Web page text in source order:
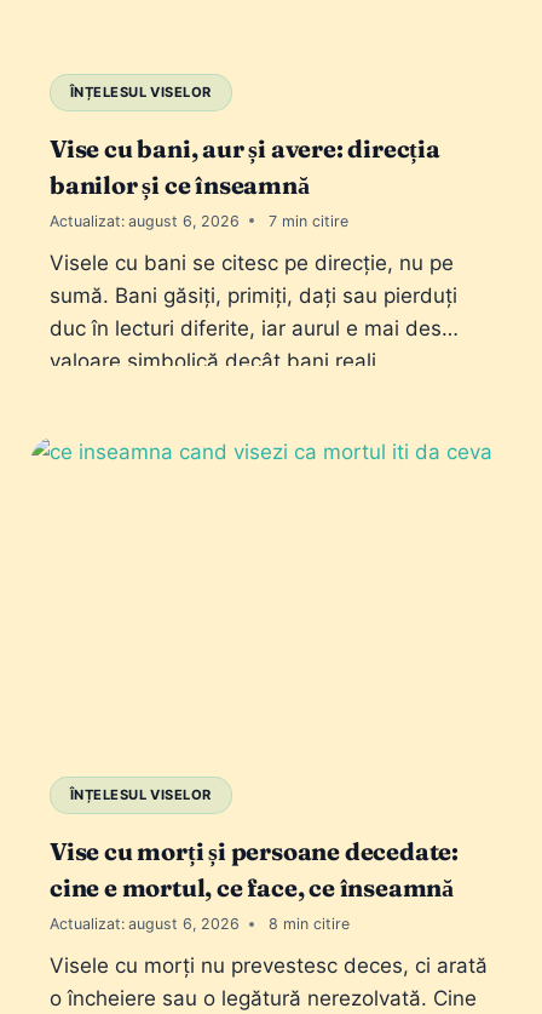
ÎNȚELESUL VISELOR
Vise cu bani, aur și avere: direcția
banilor și ce înseamnă
Actualizat: august 6, 2026 7
Visele cu bani se citesc pe direcție, nu pe
sumă. Bani găsiți, primiți, dați sau pierduți
duc în lecturi diferite, iar aurul e mai des
valoare simbolică decât bani reali.
ÎNȚELESUL VISELOR
Vise cu morți și persoane decedate:
cine e mortul, ce face, ce înseamnă
Actualizat: august 6, 2026 8
Visele cu morți nu prevestesc deces, ci arată
o încheiere sau o legătură nerezolvată. Cine